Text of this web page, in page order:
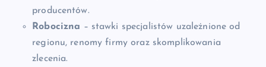
producentów.
Robocizna – stawki specjalistów uzależnione od
regionu, renomy firmy oraz skomplikowania
zlecenia.